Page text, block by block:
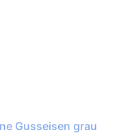
Gusseisen grau